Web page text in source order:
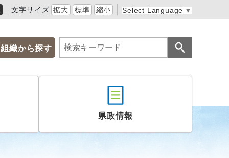
文字サイズ 拡大 標準 縮小 Select Language ▼
組織から探す
県政情報